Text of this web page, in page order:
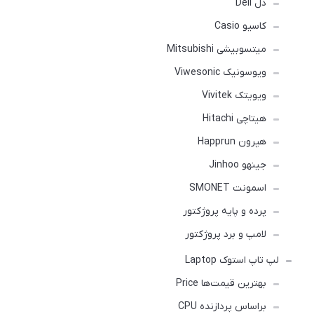
دل Dell
کاسیو Casio
میتسوبیشی Mitsubishi
ویوسونیک Viwesonic
ویویتک Vivitek
هیتاچی Hitachi
هپرون Happrun
جینهو Jinhoo
اسمونت SMONET
پرده و پایه پروژکتور
لامپ و برد پروژکتور
لپ تاپ استوک Laptop
بهترین قیمت‌ها Price
براساس پردازنده CPU